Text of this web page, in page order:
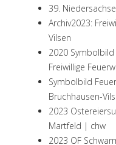
39.
Archiv2023:
Vilsen
2020
Freiwillige
Symbolbild
Bruchhausen-
2023
Martfeld | chw
2023 OF